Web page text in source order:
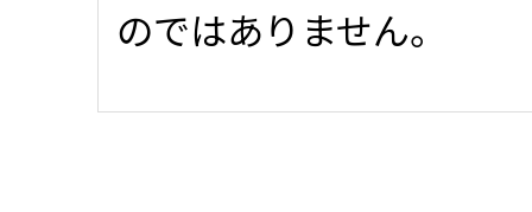
のではありません。